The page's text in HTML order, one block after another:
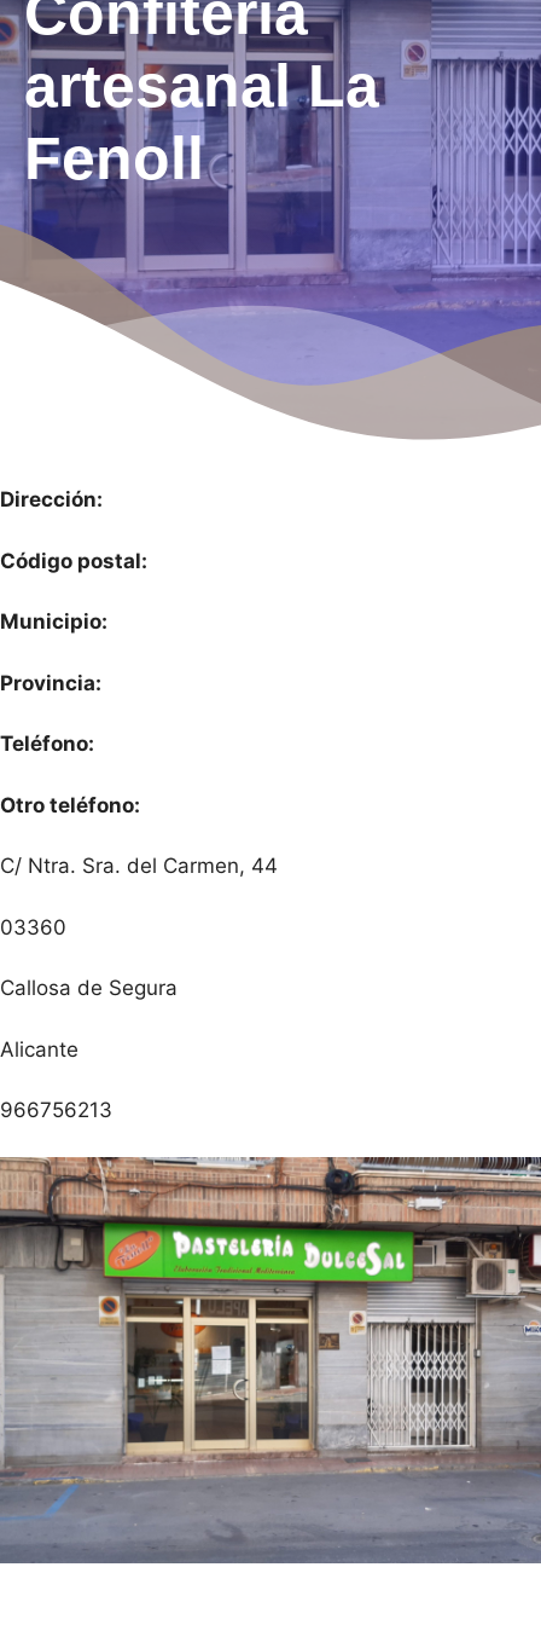
artesanal La
Fenoll
Dirección:
Código postal:
Municipio:
Provincia:
Teléfono:
Otro teléfono:
C/ Ntra. Sra. del Carmen, 44
03360
Callosa de Segura
Alicante
966756213